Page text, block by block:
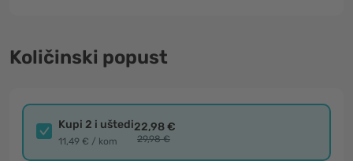
Količinski popust
Kupi 2 i uštedi
11,49 € / kom
22,98 €
29,98 €